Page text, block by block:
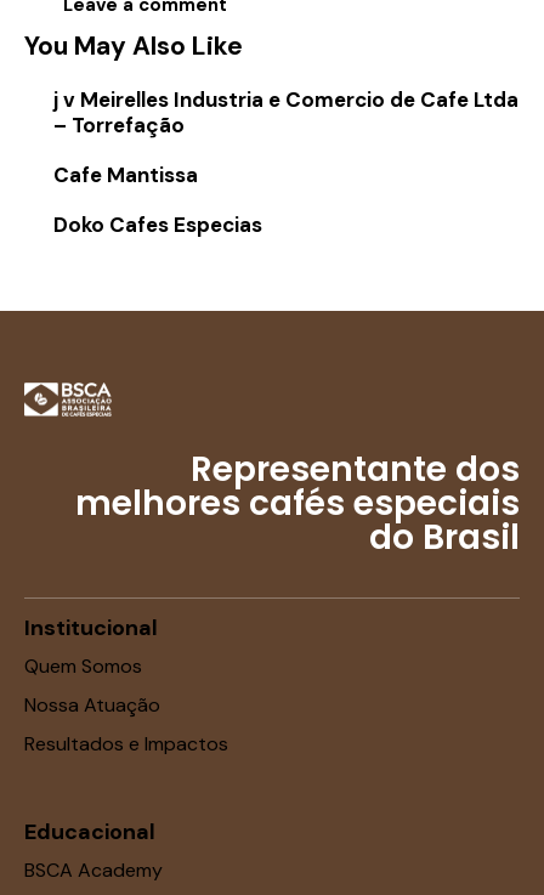
You May Also Like
j v Meirelles Industria e Comercio de Cafe Ltda
– Torrefação
Cafe Mantissa
Doko Cafes Especias
Representante dos
melhores cafés especiais
do Brasil
Institucional
Quem Somos
Nossa Atuação
Resultados e Impactos
Educacional
BSCA Academy